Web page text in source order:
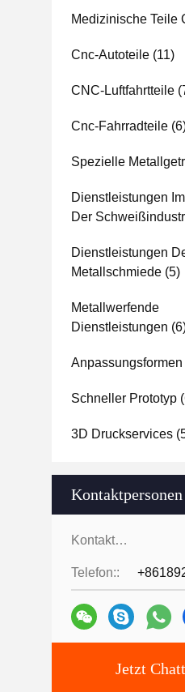
Medizinische Teile
Cnc-Autoteile (11)
CNC-Luftfahrtteile
Cnc-Fahrradteile
Spezielle
Dienstleistungen
Der
Dienstleistungen
Metallschmiede (5)
Metallwerfende
Dienstleistungen
Anpassungsformen
Schneller Prototyp
3D Druckservices
Kontaktpersonen
Kontaktpersonen:
Telefon::
Jetzt